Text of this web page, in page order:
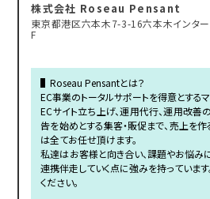
株式会社 Roseau Pensant
東京都港区六本木7-3-16六本木インター
F
▌Roseau Pensantとは？
EC事業のトータルサポートを得意とする
ECサイト立ち上げ、運用代行、運用改善
告を始めとする集客・販促まで、売上を
は全てお任せ頂けます。
私達はお客様と向き合い、課題やお悩み
連携伴走していく点に強みを持っていま
ください。